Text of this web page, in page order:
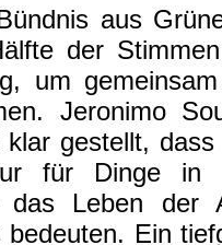
aus
der
um
Jeronimo
klar gestellt,
für Dinge in
das Leben der
bedeuten. Ein